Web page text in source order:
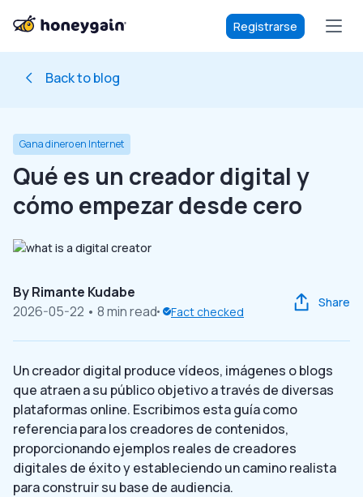
Registrarse
Back to blog
Gana dinero en Internet
Qué es un creador digital y
cómo empezar desde cero
ByRimante Kudabe
2026-05-22 • 8 min read Fact checked
Share
Un creador digital produce vídeos, imágenes o blogs
que atraen a su público objetivo a través de diversas
plataformas online. Escribimos esta guía como
referencia para los creadores de contenidos,
proporcionando ejemplos reales de creadores
digitales de éxito y estableciendo un camino realista
para construir su base de audiencia.